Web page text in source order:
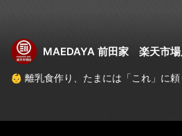
MAEDAYA 前田家 楽天市
👶 離乳食作り、たまには「これ」に頼
毎日の離乳食作り、裏ごししたり小分
すよね💦